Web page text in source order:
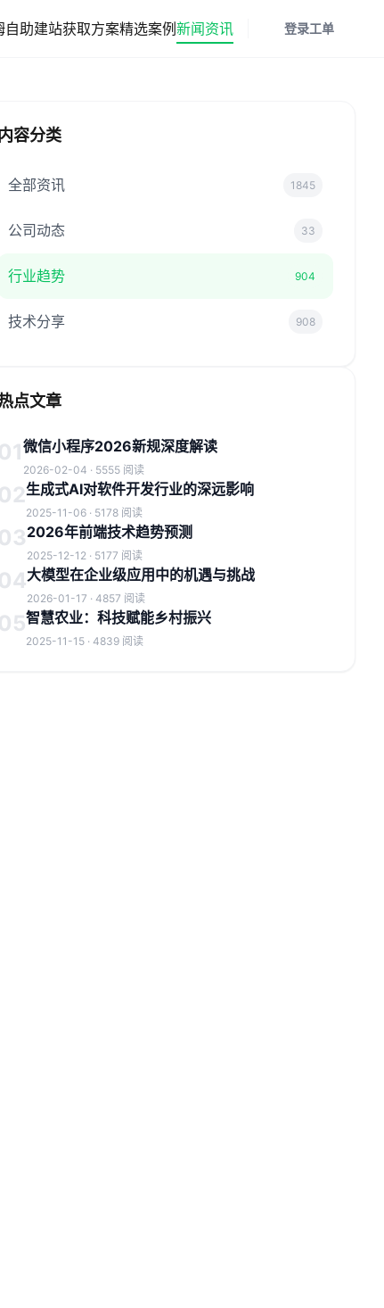
自助建站获取方案精选案例新闻资讯 登录工单
容分类
全部资讯 1845
公司动态 33
行业趋势 904
技术分享 908
点文章
01微信小程序2026新规深度解读
2026-02-04 · 5555 阅读
02生成式AI对软件开发行业的深远影响
2025-11-06 · 5178 阅读
032026年前端技术趋势预测
2025-12-12 · 5177 阅读
04大模型在企业级应用中的机遇与挑战
2026-01-17 · 4857 阅读
05智慧农业：科技赋能乡村振兴
2025-11-15 · 4839 阅读